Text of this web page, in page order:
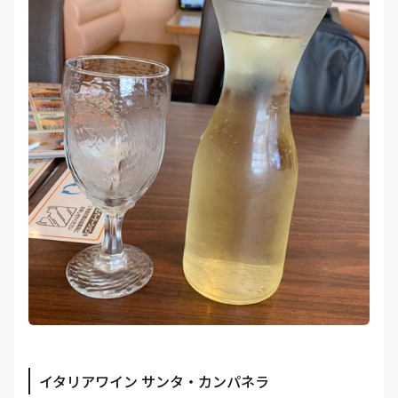
イタリアワイン サンタ・カンパネラ